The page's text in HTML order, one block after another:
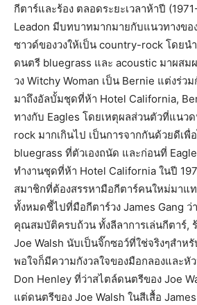
กีตาร์และร้อง ตลอดระยะเวลาห้าปี
Leadon มีบทบาทมากมายกับแนวทางขอ
ซาวด์ของวงให้เป็น country-rock โดยน
ดนตรี bluegrass และ acoustic มาผสม
วง Witchy Woman เป็น Bernie แต่งร่ว
มาถึงอัลบั้มชุดที่ห้า Hotel California,
ทางกับ Eagles โดยเหตุผลส่วนตัวที่แนว
rock มากเกินไป เป็นการจากกันด้วยดีเพื่
bluegrass ที่ตัวเองถนัด และก่อนที่
ทำงานชุดที่ห้า Hotel California ในปี
สมาชิกที่ต้องสรรหามือกีตาร์คนใหม่มาแ
ทั้งหมดชี้ไปที่มือกีตาร์วง James Gang
คุณสมบัติครบถ้วน ทั้งลีลาการเล่นกีตาร์,
Joe Walsh นับเป็นจิ๊กซอว์ที่ใช่จริงๆสำห
พอใจก็มีความกังวลใจของมือกลองและหั
Don Henley ที่ว่าสไตล์ดนตรีของ Joe
แต่ดนตรีของ Joe Walsh ในสีเสื้อ